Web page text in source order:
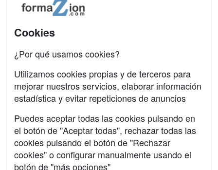
Acceso Usuarios
Acceso Centros
Contactar
Confidencialidad
Aviso legal
Copyleft
Cookies
¿Por qué usamos cookies?
Utilizamos cookies propias y de terceros para
mejorar nuestros servicios, elaborar información
estadística y evitar repeticiones de anuncios
Puedes aceptar todas las cookies pulsando en
el botón de "Aceptar todas", rechazar todas las
cookies pulsando el botón de "Rechazar
cookies" o configurar manualmente usando el
botón de "más opciones"